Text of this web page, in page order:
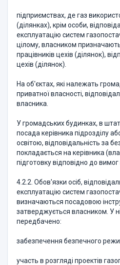
підприємствах, де газ
(ділянках), крім особи,
експлуатацію систем
цілому, власником
працівників цехів (ділянок),
цехів (ділянок).
На об'єктах, які належать
приватної власності,
власника.
У громадських будинках, в
посада керівника підрозділу
освітою, відповідальність за
покладається на керівника
підготовку відповідно до
4.2.2. Обов'язки осіб,
експлуатацію систем
визначаються посадовою
затверджується власником. У
передбачено:
забезпечення безпечного
участь в розгляді проектів